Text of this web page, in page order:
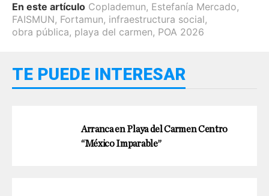
En este artículo Coplademun, Estefanía Mercado,
FAISMUN, Fortamun, infraestructura social,
obra pública, playa del carmen, POA 2026
TE PUEDE INTERESAR
Arranca en Playa del Carmen Centro
“México Imparable”